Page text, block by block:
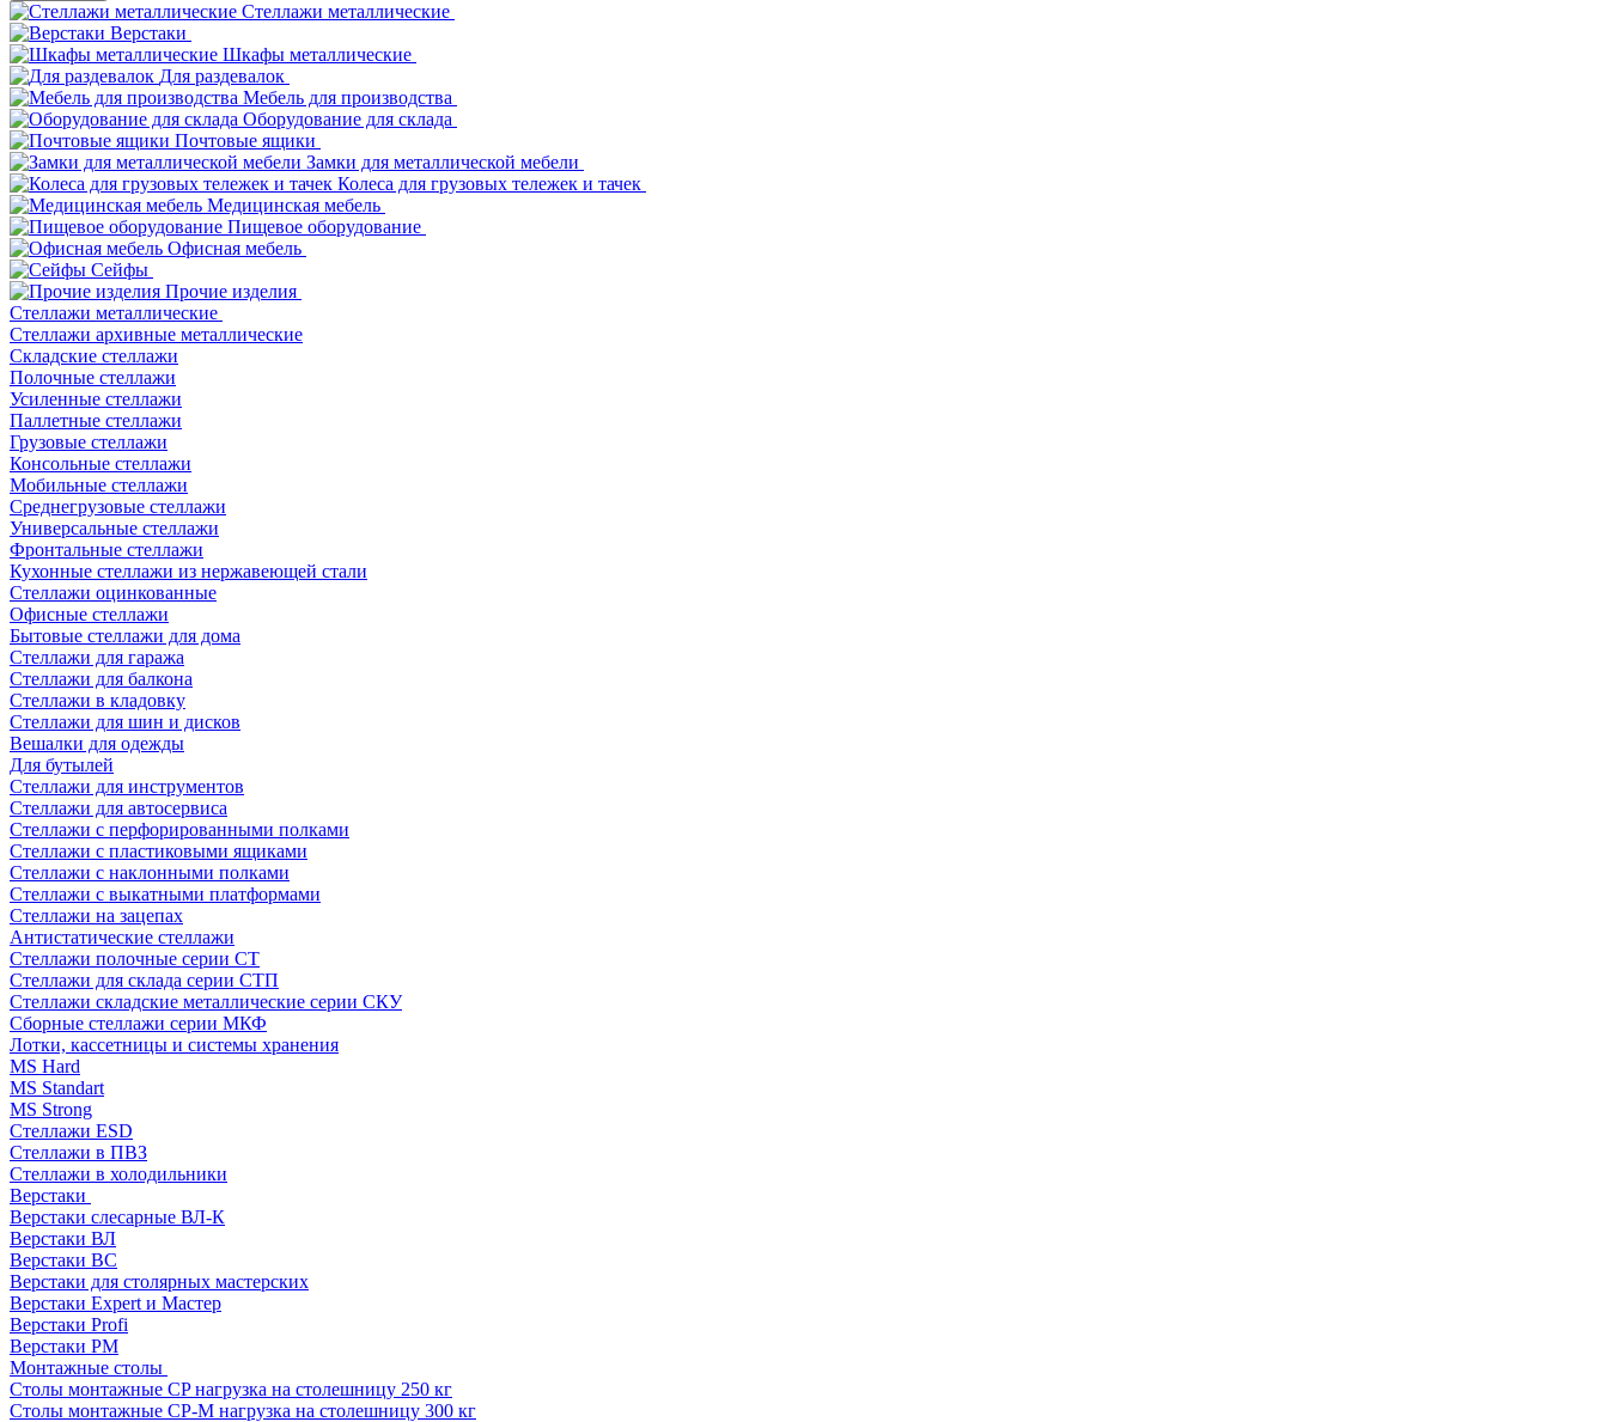
Стеллажи металлические
Верстаки
Шкафы металлические
Для раздевалок
Мебель для производства
Оборудование для склада
Почтовые ящики
Замки для металлической мебели
Колеса для грузовых тележек и тачек
Медицинская мебель
Пищевое оборудование
Офисная мебель
Сейфы
Прочие изделия
Стеллажи металлические
Cтеллажи архивные металлические
Складские стеллажи
Полочные стеллажи
Усиленные стеллажи
Паллетные стеллажи
Грузовые стеллажи
Консольные стеллажи
Мобильные стеллажи
Среднегрузовые стеллажи
Универсальные стеллажи
Фронтальные стеллажи
Кухонные стеллажи из нержавеющей стали
Стеллажи оцинкованные
Офисные стеллажи
Бытовые стеллажи для дома
Стеллажи для гаража
Стеллажи для балкона
Стеллажи в кладовку
Стеллажи для шин и дисков
Вешалки для одежды
Для бутылей
Стеллажи для инструментов
Стеллажи для автосервиса
Стеллажи с перфорированными полками
Стеллажи с пластиковыми ящиками
Стеллажи с наклонными полками
Стеллажи с выкатными платформами
Стеллажи на зацепах
Антистатические стеллажи
Стеллажи полочные серии СТ
Стеллажи для склада серии СТП
Стеллажи складские металлические серии СКУ
Сборные стеллажи серии МКФ
Лотки, кассетницы и системы хранения
MS Hard
MS Standart
MS Strong
Стеллажи ESD
Стеллажи в ПВЗ
Стеллажи в холодильники
Верстаки
Верстаки слесарные ВЛ-К
Верстаки ВЛ
Верстаки ВС
Верстаки для столярных мастерских
Верстаки Expert и Мастер
Верстаки Profi
Верстаки РМ
Монтажные столы
Столы монтажные СP нагрузка на столешницу 250 кг
Столы монтажные СР-М нагрузка на столешницу 300 кг